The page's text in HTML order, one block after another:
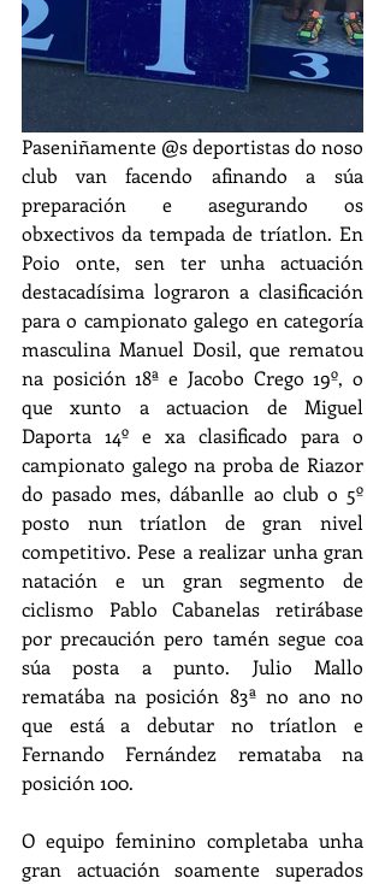
Paseniñamente @s deportistas do noso
club van facendo afinando a súa
preparación e asegurando os
obxectivos da tempada de tríatlon. En
Poio onte, sen ter unha actuación
destacadísima lograron a clasificación
para o campionato galego en categoría
masculina Manuel Dosil, que rematou
na posición 18ª e Jacobo Crego 19º, o
que xunto a actuacion de Miguel
Daporta 14º e xa clasificado para o
campionato galego na proba de Riazor
do pasado mes, dábanlle ao club o 5º
posto nun tríatlon de gran nivel
competitivo. Pese a realizar unha gran
natación e un gran segmento de
ciclismo Pablo Cabanelas retirábase
por precaución pero tamén segue coa
súa posta a punto. Julio Mallo
rematába na posición 83ª no ano no
que está a debutar no tríatlon e
Fernando Fernández remataba na
posición 100.
O equipo feminino completaba unha
gran actuación soamente superados